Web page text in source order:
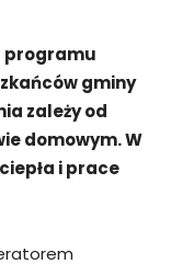
programu
gminy
zależy od
domowym. W
i prace